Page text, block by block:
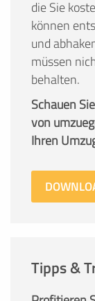
die Sie
können
und
müssen
behalten.
Schauen
von
Ihren
Tipps &